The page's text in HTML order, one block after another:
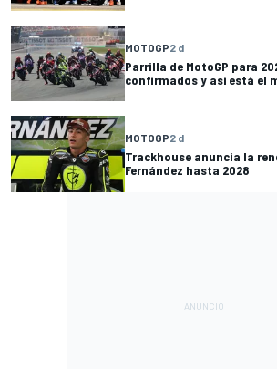
MOTOGP2 d
Parrilla de MotoGP para
confirmados y así está el
MOTOGP2 d
Trackhouse anuncia la
Fernández hasta 2028